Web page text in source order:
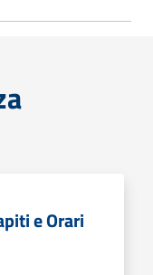
e Orari